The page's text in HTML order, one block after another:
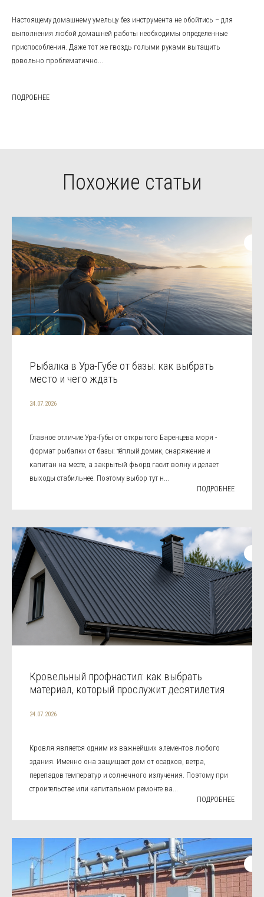
Настоящему домашнему умельцу без инструмента не обойтись – для
выполнения любой домашней работы необходимы определенные
приспособления. Даже тот же гвоздь голыми руками вытащить
довольно проблематично...
ПОДРОБНЕЕ
Похожие статьи
Рыбалка в Ура-Губе от базы: как выбрать
место и чего ждать
24.07.2026
Главное отличие Ура-Губы от открытого Баренцева моря -
формат рыбалки от базы: тёплый домик, снаряжение и
капитан на месте, а закрытый фьорд гасит волну и делает
выходы стабильнее. Поэтому выбор тут н...
ПОДРОБНЕЕ
Кровельный профнастил: как выбрать
материал, который прослужит десятилетия
24.07.2026
Кровля является одним из важнейших элементов любого
здания. Именно она защищает дом от осадков, ветра,
перепадов температур и солнечного излучения. Поэтому при
строительстве или капитальном ремонте ва...
ПОДРОБНЕЕ